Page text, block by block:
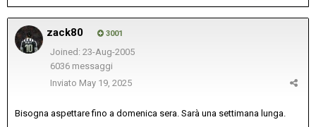
zack80 3001
Joined: 23-Aug-2005
6036 messaggi
Inviato May 19, 2025
Bisogna aspettare fino a domenica sera. Sarà una settimana lunga.